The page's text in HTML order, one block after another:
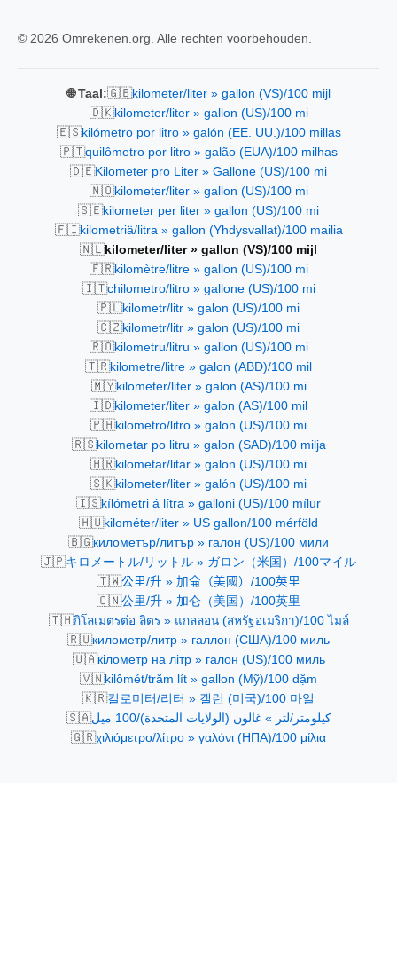
© 2026 Omrekenen.org. Alle rechten voorbehouden.
🌐 Taal:🇬🇧kilometer/liter » gallon (VS)/100 mijl
🇩🇰kilometer/liter » gallon (US)/100 mi
🇪🇸kilómetro por litro » galón (EE. UU.)/100 millas
🇵🇹quilômetro por litro » galão (EUA)/100 milhas
🇩🇪Kilometer pro Liter » Gallone (US)/100 mi
🇳🇴kilometer/liter » gallon (US)/100 mi
🇸🇪kilometer per liter » gallon (US)/100 mi
🇫🇮kilometriä/litra » gallon (Yhdysvallat)/100 mailia
🇳🇱kilometer/liter » gallon (VS)/100 mijl
🇫🇷kilomètre/litre » gallon (US)/100 mi
🇮🇹chilometro/litro » gallone (US)/100 mi
🇵🇱kilometr/litr » galon (US)/100 mi
🇨🇿kilometr/litr » galon (US)/100 mi
🇷🇴kilometru/litru » gallon (US)/100 mi
🇹🇷kilometre/litre » galon (ABD)/100 mil
🇲🇾kilometer/liter » galon (AS)/100 mi
🇮🇩kilometer/liter » galon (AS)/100 mil
🇵🇭kilometro/litro » galon (US)/100 mi
🇷🇸kilometar po litru » galon (SAD)/100 milja
🇭🇷kilometar/litar » galon (US)/100 mi
🇸🇰kilometer/liter » galón (US)/100 mi
🇮🇸kílómetri á lítra » galloni (US)/100 mílur
🇭🇺kilométer/liter » US gallon/100 mérföld
🇧🇬километър/литър » галон (US)/100 мили
🇯🇵キロメートル/リットル » ガロン（米国）/100マイル
🇹🇼公里/升 » 加侖（美國）/100英里
🇨🇳公里/升 » 加仑（美国）/100英里
🇹🇭กิโลเมตรต่อ ลิตร » แกลลอน (สหรัฐอเมริกา)/100 ไมล์
🇷🇺километр/литр » галлон (США)/100 миль
🇺🇦кілометр на літр » галон (US)/100 миль
🇻🇳kilômét/trăm lít » gallon (Mỹ)/100 dặm
🇰🇷킬로미터/리터 » 갤런 (미국)/100 마일
🇸🇦 كيلومتر/لتر » غالون (الولايات المتحدة)/100 ميل
🇬🇷χιλιόμετρο/λίτρο » γαλόνι (ΗΠΑ)/100 μίλια